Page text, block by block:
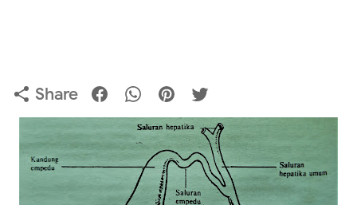
Share